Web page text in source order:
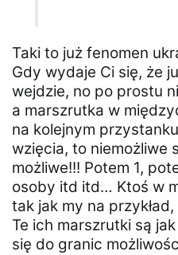
Taki to już fenomen
Gdy wydaje Ci się, że
wejdzie, no po prostu
a marszrutka w
na kolejnym
wzięcia, to niemożliwe
możliwe!!! Potem 1,
osoby itd itd… Ktoś w
tak jak my na
Te ich marszrutki są
się do granic